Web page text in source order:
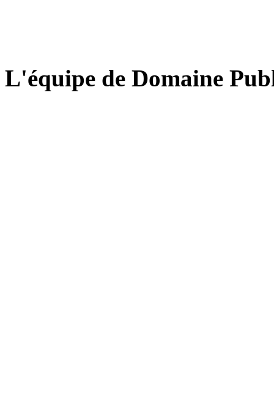
L'équipe de Domaine